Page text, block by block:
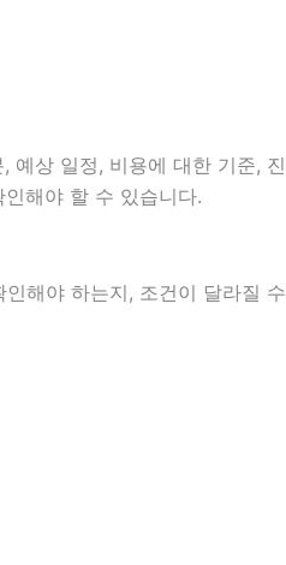
예상 일정, 비용에 대한 기준, 진
해야 할 수 있습니다.
해야 하는지, 조건이 달라질 수